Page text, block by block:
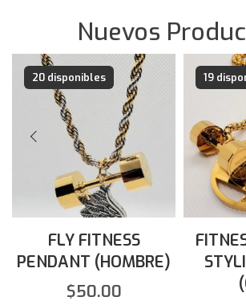
Nuevos
20 disponibles
FLY FITNESS
PENDANT (HOMBRE)
$50.00
19